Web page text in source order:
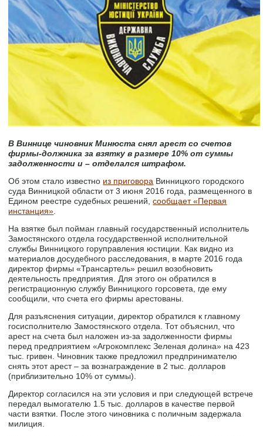
В Виннице чиновник Минюста снял арест со счетов
фирмы-должника за взятку в размере 10% от суммы
задолженности и – отделался штрафом.
Об этом стало известно из приговора Винницкого городского
суда Винницкой области от 3 июня 2016 года, размещенного в
Едином реестре судебных решений,сообщает «Первая
инстанция».
На взятке был пойман главный государственный исполнитель
Замостянского отдела государственной исполнительной
службы Винницкого горуправления юстиции. Как видно из
материалов досудебного расследования, в марте 2016 года
директор фирмы «Трансартель» решил возобновить
деятельность предприятия. Для этого он обратился в
регистрационную службу Винницкого горсовета, где ему
сообщили, что счета его фирмы арестованы.
Для разъяснения ситуации, директор обратился к главному
госисполнителю Замостянского отдела. Тот объяснил, что
арест на счета был наложен из-за задолженности фирмы
перед предприятием «Агрокомплекс Зеленая долина» на 423
тыс. гривен. Чиновник также предложил предпринимателю
снять этот арест – за вознаграждение в 2 тыс. долларов
(приблизительно 10% от суммы).
Директор согласился на эти условия и при следующей встрече
передал вымогателю 1.5 тыс. долларов в качестве первой
части взятки. После этого чиновника с поличным задержала
милиция.